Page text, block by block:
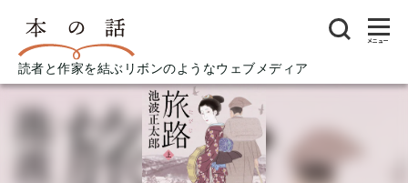
読者と作家を結ぶリボンのようなウェブメディア
メニュー